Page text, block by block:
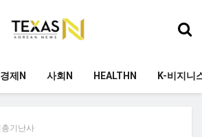
경제N 사회N HEALTHN K-비지니
기난사